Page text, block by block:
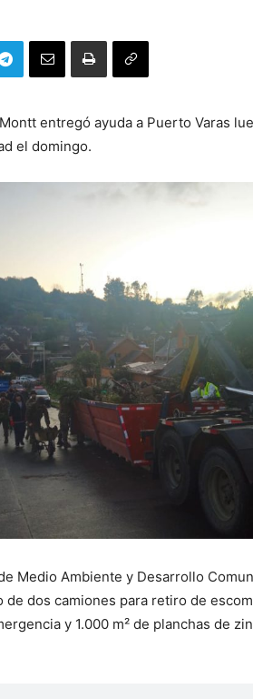
entregó ayuda a Puerto Varas
el domingo.
Medio Ambiente y Desarrollo
dos camiones para retiro de
y 1.000 m² de planchas de